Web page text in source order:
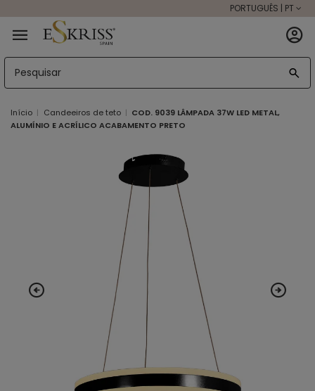
PORTUGUÊS | PT
Início Candeeiros de teto
COD. 9039 LÂMPADA 37W LED METAL,
ALUMÍNIO E ACRÍLICO ACABAMENTO PRETO